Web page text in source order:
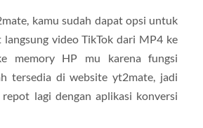
kamu sudah dapat opsi untuk
langsung video TikTok dari MP4 ke
memory HP mu karena fungsi
tersedia di website yt2mate, jadi
lagi dengan aplikasi konversi